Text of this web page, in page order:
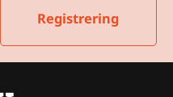
Registrering